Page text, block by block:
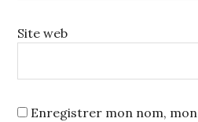
Site web
Enregistrer mon nom,